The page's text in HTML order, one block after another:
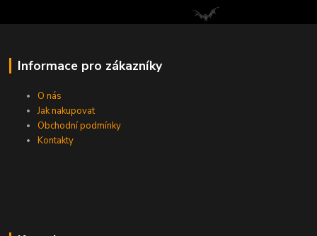
Informace pro zákazníky
O nás
Jak nakupovat
Obchodní podmínky
Kontakty